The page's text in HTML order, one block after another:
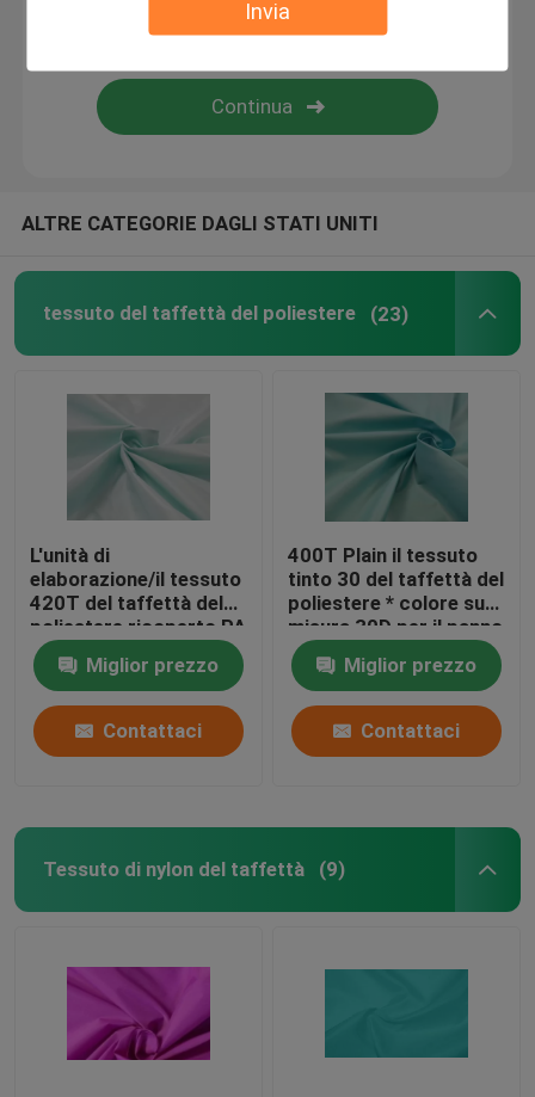
Invia
Tessuto rivestito del poliestere dell'unità di
Tessuto tinto filo
ALTRE CATEGORIE DAGLI STATI UNITI
tessuto del taffettà del poliestere (23)
L'unità di
elaborazione/il tessuto
420T del taffettà del
poliestere ricoperto PA
semplicemente ha tinto
20 * conteggio del
filato 20d
Miglior prezzo
Contattaci
400T Plain il tessuto
tinto 30 del taffettà del
poliestere * colore su
misura 30D per il panno
Miglior prezzo
Contattaci
Tessuto di nylon del taffettà (9)